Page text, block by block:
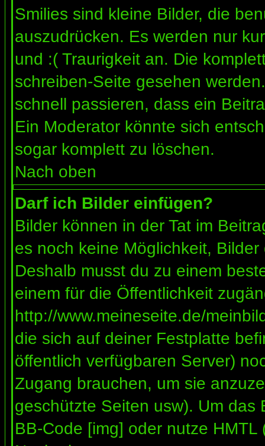
Smilies sind kleine Bilder, die
auszudrücken. Es werden nur
und :( Traurigkeit an. Die
schreiben-Seite gesehen
schnell passieren, dass ein
Ein Moderator könnte sich
sogar komplett zu löschen.
Nach oben
Darf ich Bilder einfügen?
Bilder können in der Tat im
es noch keine Möglichkeit,
Deshalb musst du zu einem
einem für die Öffentlichkeit
http://www.meineseite.de/
die sich auf deiner Festplatte
öffentlich verfügbaren Server)
Zugang brauchen, um sie
geschützte Seiten usw). Um
BB-Code [img] oder nutze HMTL